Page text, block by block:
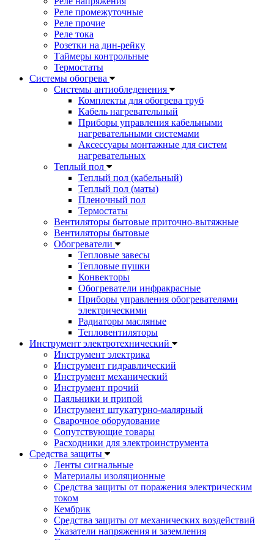
Реле промежуточные
Реле прочие
Реле тока
Розетки на дин-рейку
Таймеры контрольные
Термостаты
Системы обогрева
Системы антиобледенения
Комплекты для обогрева труб
Кабель нагревательный
Приборы управления кабельными
нагревательными системами
Аксессуары монтажные для систем
нагревательных
Теплый пол
Теплый пол (кабельный)
Теплый пол (маты)
Пленочный пол
Термостаты
Вентиляторы бытовые приточно-вытяжные
Вентиляторы бытовые
Обогреватели
Тепловые завесы
Тепловые пушки
Конвекторы
Обогреватели инфракрасные
Приборы управления обогревателями
электрическими
Радиаторы масляные
Тепловентиляторы
Инструмент электротехнический
Инструмент электрика
Инструмент гидравлический
Инструмент механический
Инструмент прочий
Паяльники и припой
Инструмент штукатурно-малярный
Сварочное оборудование
Сопутствующие товары
Расходники для электроинструмента
Cредства защиты
Ленты сигнальные
Материалы изоляционные
Средства защиты от поражения электрическим
током
Кембрик
Средства защиты от механических воздействий
Указатели напряжения и заземления